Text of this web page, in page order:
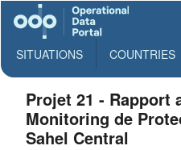
SITUATIONS COUNTRIES
Projet 21 - Rapport
Monitoring de
Sahel Central